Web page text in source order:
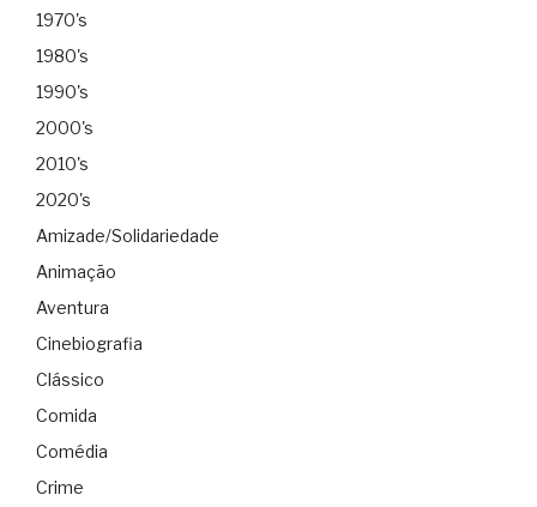
1970's
1980's
1990's
2000's
2010's
2020's
Amizade/Solidariedade
Animação
Aventura
Cinebiografia
Clássico
Comida
Comédia
Crime